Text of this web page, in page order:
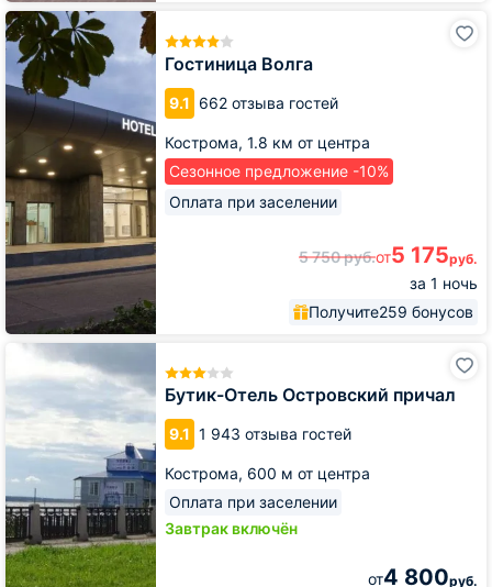
Гостиница Волга
9.1 662 отзыва гостей
Кострома, 1.8 км от центра
Сезонное предложение -10%
Оплата при заселении
5 750руб.от5 175руб.
за 1 ночь
Получите259 бонусов
Гостиница
Волга
Бутик-Отель Островский причал
9.1 1 943 отзыва гостей
Кострома, 600 м от центра
Оплата при заселении
Завтрак включён
от4 800руб.
Бутик-
причал